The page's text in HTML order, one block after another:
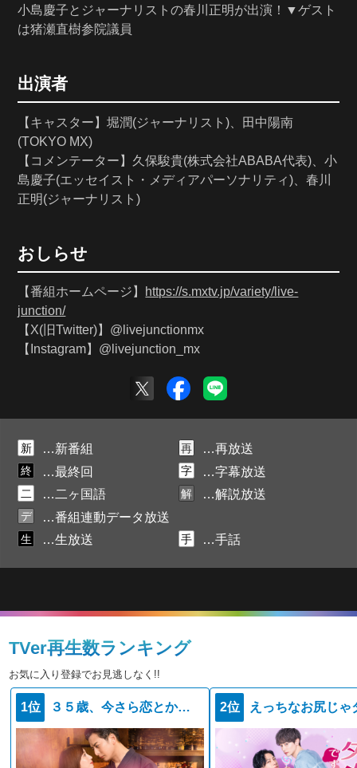
小島慶子とジャーナリストの春川正明が出演！▼ゲスト
は猪瀬直樹参院議員
出演者
【キャスター】堀潤(ジャーナリスト)、田中陽南
(TOKYO MX)
【コメンテーター】久保駿貴(株式会社ABABA代表)、小
島慶子(エッセイスト・メディアパーソナリティ)、春川
正明(ジャーナリスト)
おしらせ
【番組ホームページ】 https://s.mxtv.jp/variety/live-
junction/
【X(旧Twitter)】@livejunctionmx
【Instagram】@livejunction_mx
新 …新番組 再 …再放送
終 …最終回 字 …字幕放送
二 …二ヶ国語 解 …解説放送
デ …番組連動データ放送
生 …生放送 手 …手話
TVer再生数ランキング
お気に入り登録でお見逃しなく!!
1位 ３５歳、今さら恋とかありえない 2位